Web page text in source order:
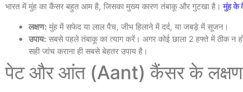
भारत में मुंह का कैंसर बहुत आम है, जिसका मुख्य कारण तंबाकू और गुटखा है। मुंह के
लक्षण: मुंह में सफेद या लाल पैच, जीभ हिलाने में दर्द, या जबड़े में सूजन।
उपाय: सबसे पहले तंबाकू का त्याग करें। अगर कोई छाला 2 हफ्ते में ठीक न हो,
सही जांच कराना ही सबसे बेहतर उपाय है।
पेट और आंत (Aant) कैंसर के लक्षण